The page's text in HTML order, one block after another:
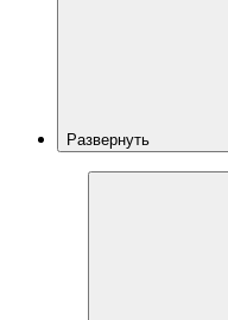
Развернуть